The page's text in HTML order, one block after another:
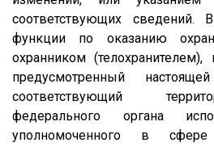
соответствующих сведений.
функции по оказанию
охранником
предусмотренный
соответствующий
федерального органа
уполномоченного в